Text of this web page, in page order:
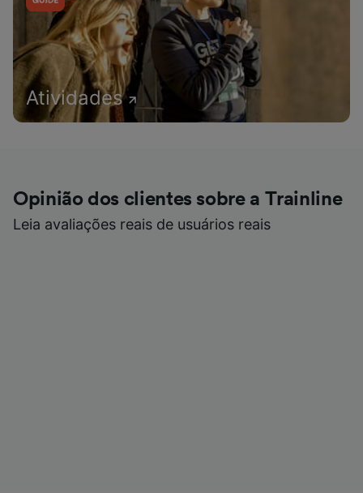
Atividades
Opinião dos clientes sobre a Trainline
Leia avaliações reais de usuários reais